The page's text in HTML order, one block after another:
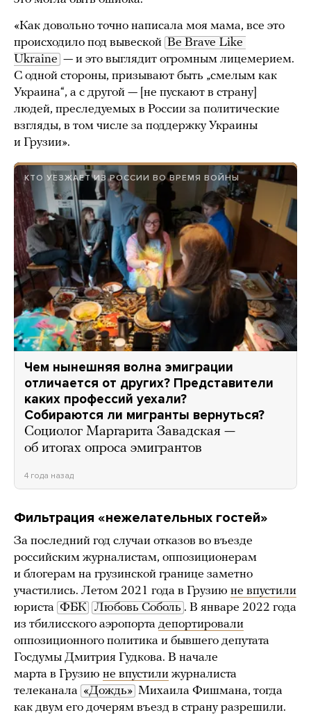
«Как довольно точно написала моя мама, все это
происходило под вывеской Be Brave Like
Ukraine — и это выглядит огромным лицемерием.
С одной стороны, призывают быть „смелым как
Украина“, а с другой — [не пускают в страну]
людей, преследуемых в России за политические
взгляды, в том числе за поддержку Украины
и Грузии».
КТО УЕЗЖАЕТ ИЗ РОССИИ ВО ВРЕМЯ ВОЙНЫ
Чем нынешняя волна эмиграции
отличается от других? Представители
каких профессий уехали?
Собираются ли мигранты вернуться?
Социолог Маргарита Завадская —
об итогах опроса эмигрантов
4 года назад
Фильтрация «нежелательных гостей»
За последний год случаи отказов во въезде
российским журналистам, оппозиционерам
и блогерам на грузинской границе заметно
участились. Летом 2021 года в Грузию не впустили
юриста ФБК Любовь Соболь . В январе 2022 года
из тбилисского аэропорта депортировали
оппозиционного политика и бывшего депутата
Госдумы Дмитрия Гудкова. В начале
марта в Грузию не впустили журналиста
телеканала «Дождь» Михаила Фишмана, тогда
как двум его дочерям въезд в страну разрешили.